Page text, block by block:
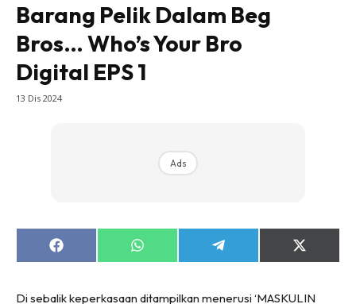
Barang Pelik Dalam Beg
Bros… Who’s Your Bro
Digital EPS 1
13 Dis 2024
Ads
Share
on
Share
on
Share
on
Share
on
Di sebalik keperkasaan ditampilkan menerusi ‘MASKULIN